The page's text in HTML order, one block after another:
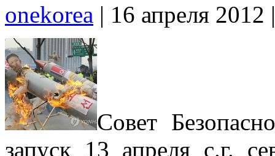
onekorea | 16 апреля 2012
Совет
запуск 13 апреля с.г.